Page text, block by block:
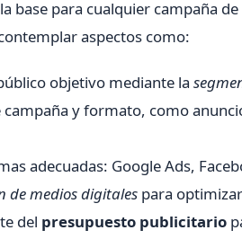
base para cualquier campaña
aspectos como:
objetivo mediante la
campaña y formato, como
adecuadas: Google Ads,
de medios digitales para
del presupuesto publicitario